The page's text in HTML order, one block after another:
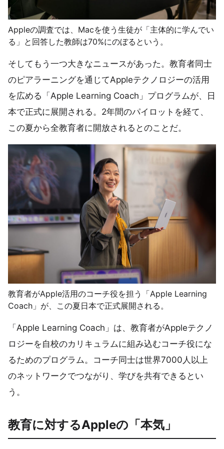
Appleの調査では、Macを使う生徒が「主体的に学んでい
る」と回答した教師は70%にのぼるという。
そしてもう一つ大きなニュースがあった。教育者同士
のピアラーニングを通じてAppleテクノロジーの活用
を広める「Apple Learning Coach」プログラムが、日
本で正式に展開される。2年間のパイロットを経て、
この夏から全教育者に開放されるとのことだ。
教育者がApple活用のコーチ役を担う「Apple Learning
Coach」が、この夏日本で正式展開される。
「Apple Learning Coach」は、教育者がAppleテクノ
ロジーを自校のカリキュラムに組み込むコーチ役にな
るためのプログラム。コーチ同士は世界7000人以上
のネットワークでつながり、学びを共有できるとい
う。
教育に対するAppleの「本気」